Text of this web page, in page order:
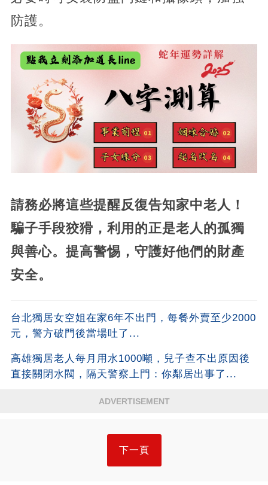
防護。
​請務必將這些提醒反復告知家中老人！
騙子手段狡猾，利用的正是老人的孤獨
與善心。提高警惕，守護好他們的財產
安全。​
台北獨居女空姐在家6年不出門，每餐外賣至少2000
元，警方破門後當場吐了...
高雄獨居老人每月用水1000噸，兒子查不出原因後
直接關閉水閥，隔天警察上門：你鄰居出事了...
ADVERTISEMENT
下一頁